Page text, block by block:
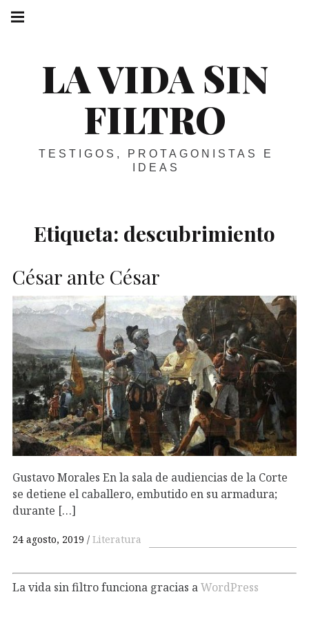
Skip
LA VIDA SIN
FILTRO
TESTIGOS, PROTAGONISTAS E
IDEAS
navigation
Etiqueta: descubrimiento
César ante César
Gustavo Morales En la sala de audiencias de la Corte
se detiene el caballero, embutido en su armadura;
durante […]
24 agosto, 2019 Literatura
La vida sin filtro funciona gracias a WordPress